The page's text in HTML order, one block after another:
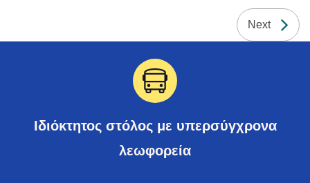
Next
Ιδιόκτητος στόλος με υπερσύγχρονα
λεωφορεία